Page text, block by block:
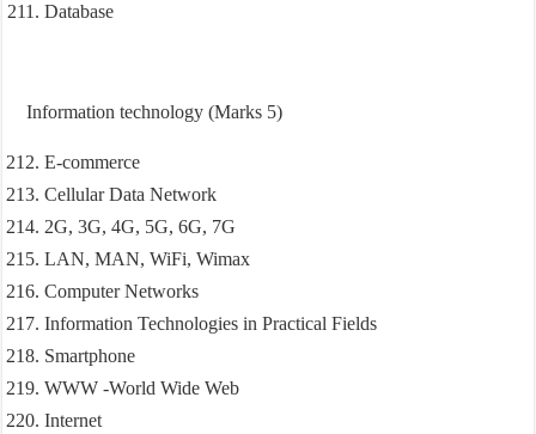
Database
Information technology (Marks 5)
E-commerce
Cellular Data Network
2G, 3G, 4G, 5G, 6G, 7G
LAN, MAN, WiFi, Wimax
Computer Networks
Information Technologies in Practical Fields
Smartphone
WWW -World Wide Web
Internet